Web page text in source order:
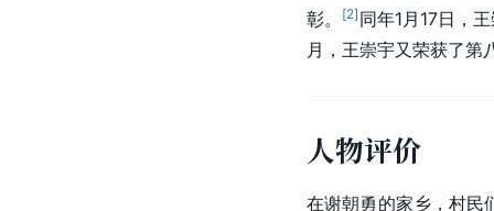
彰。
[2] 同年1月17日，
月，王崇宇又荣获了第
人物评价
在谢朝勇的家乡，村民